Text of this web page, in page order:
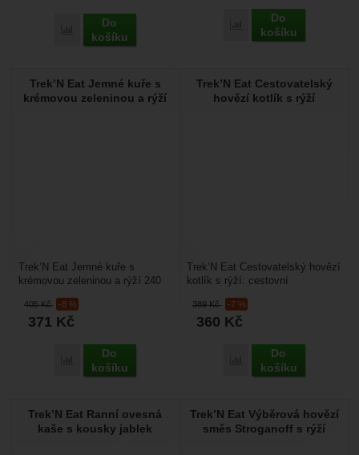
Přidat 'Trek’N Eat Těstoviny s barevnou zeleninovou směsí'
Do
košíku
Přidat 'Trek’N Eat
Do
košíku
Trek’N Eat Jemné kuře s
krémovou zeleninou a rýží
405Kč -8 %
371 Kč
Přidat 'Trek’N Eat Jemné kuře s krémovou zeleninou a rýží'
Do
košíku
Trek’N Eat Jemné kuře s
krémovou zeleninou a rýží 240
nalehko, kdy máte vymražené...
Trek’N Eat Cestovatelský
hovězí kotlík s rýží
389Kč -7 %
360 Kč
Přidat 'Trek’N Eat
Do
košíku
Trek’N Eat Cestovatelský hovězí
kotlík s rýží: cestovní
nalehko. Stačí...
Trek’N Eat Ranní ovesná
kaše s kousky jablek
Trek’N Eat Výběrová hovězí
směs Stroganoff s rýží